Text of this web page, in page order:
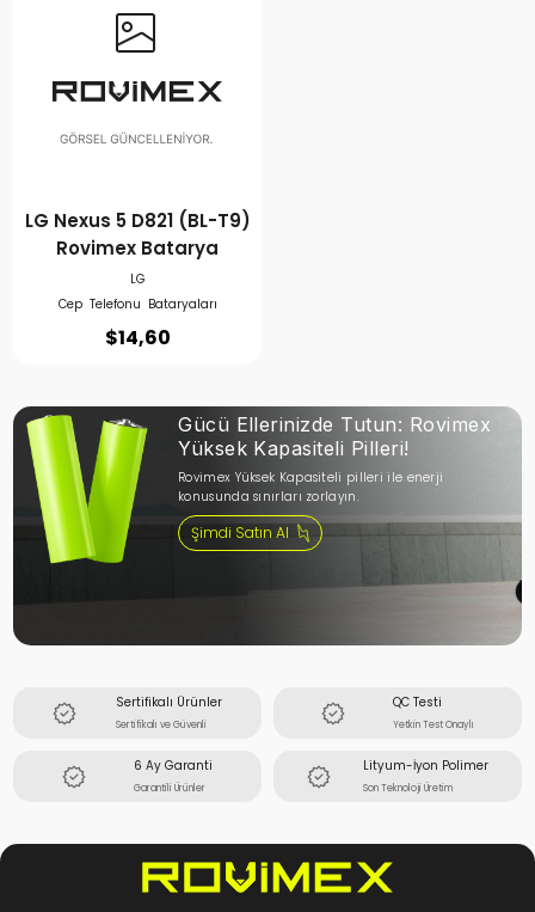
LG Nexus 5 D821 (BL-T9)
Rovimex Batarya
LG
Cep Telefonu Bataryaları
$14,60
Gücü Ellerinizde Tutun: Rovimex
Yüksek Kapasiteli Pilleri!
Rovimex Yüksek Kapasiteli pilleri ile enerji
konusunda sınırları zorlayın.
Şimdi Satın Al
Sertifikalı Ürünler
Sertifikalı ve Güvenli
QC Testi
Yetkin Test Onaylı
6 Ay Garanti
Garantili Ürünler
Lityum-İyon Polimer
Son Teknoloji Üretim